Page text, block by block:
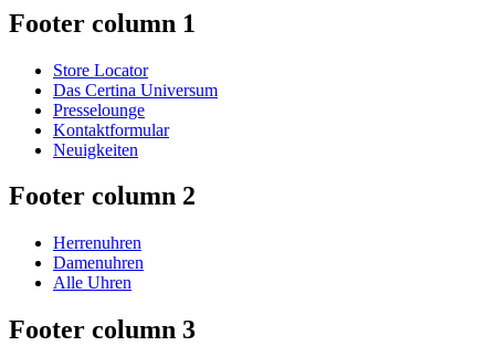
Footer column 1
Store Locator
Das Certina Universum
Presselounge
Kontaktformular
Neuigkeiten
Footer column 2
Herrenuhren
Damenuhren
Alle Uhren
Footer column 3